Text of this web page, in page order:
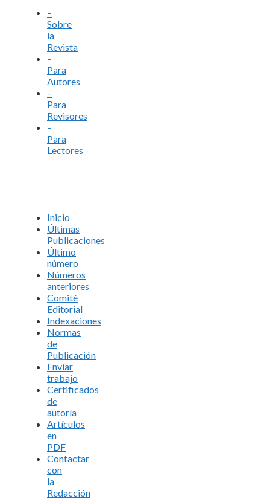
–
Sobre
la
Revista
–
Para
Autores
–
Para
Revisores
–
Para
Lectores
Inicio
Últimas
Publicaciones
Último
número
Números
anteriores
Comité
Editorial
Indexaciones
Normas
de
Publicación
Enviar
trabajo
Certificados
de
autoría
Artículos
en
PDF
Contactar
con
la
Redacción